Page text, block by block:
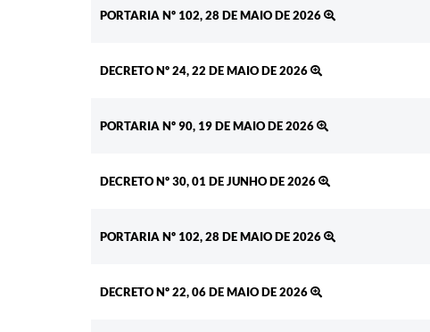
PORTARIA Nº 102, 28 DE MAIO DE 2026
DECRETO Nº 24, 22 DE MAIO DE 2026
PORTARIA Nº 90, 19 DE MAIO DE 2026
DECRETO Nº 30, 01 DE JUNHO DE 2026
PORTARIA Nº 102, 28 DE MAIO DE 2026
DECRETO Nº 22, 06 DE MAIO DE 2026